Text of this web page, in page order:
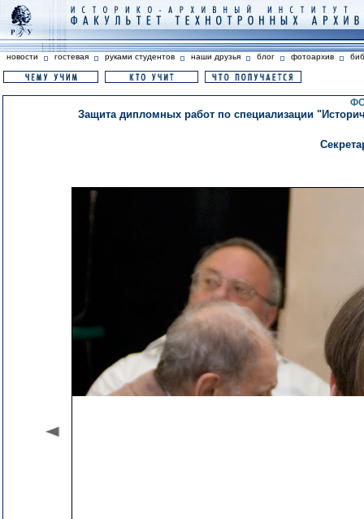
новости гостевая руками студентов наши друзья блог фотоархив
Защита дипломных работ по специализации